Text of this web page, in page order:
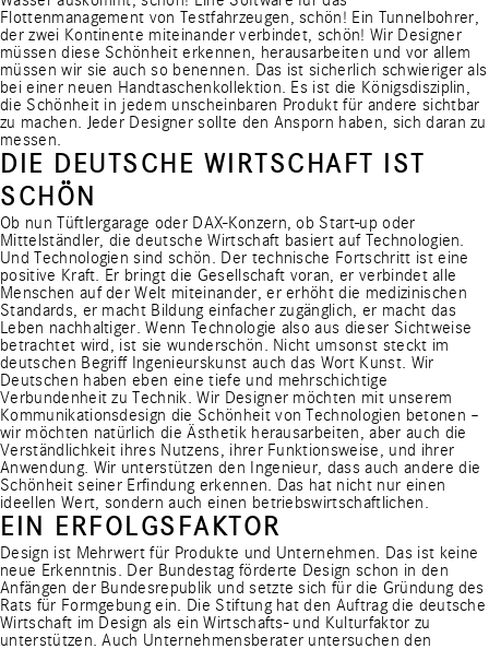
Flottenmanagement von Testfahrzeugen, schön! Ein Tunnelbohrer,
der zwei Kontinente miteinander verbindet, schön! Wir Designer
müssen diese Schönheit erkennen, herausarbeiten und vor allem
müssen wir sie auch so benennen. Das ist sicherlich schwieriger als
bei einer neuen Handtaschenkollektion. Es ist die Königsdisziplin,
die Schönheit in jedem unscheinbaren Produkt für andere sichtbar
zu machen. Jeder Designer sollte den Ansporn haben, sich daran zu
messen.
DIE DEUTSCHE WIRTSCHAFT IST
SCHÖN
Ob nun Tüftlergarage oder DAX-Konzern, ob Start-up oder
Mittelständler, die deutsche Wirtschaft basiert auf Technologien.
Und Technologien sind schön. Der technische Fortschritt ist eine
positive Kraft. Er bringt die Gesellschaft voran, er verbindet alle
Menschen auf der Welt miteinander, er erhöht die medizinischen
Standards, er macht Bildung einfacher zugänglich, er macht das
Leben nachhaltiger. Wenn Technologie also aus dieser Sichtweise
betrachtet wird, ist sie wunderschön. Nicht umsonst steckt im
deutschen Begriff Ingenieurskunst auch das Wort Kunst. Wir
Deutschen haben eben eine tiefe und mehrschichtige
Verbundenheit zu Technik. Wir Designer möchten mit unserem
Kommunikationsdesign die Schönheit von Technologien betonen –
wir möchten natürlich die Ästhetik herausarbeiten, aber auch die
Verständlichkeit ihres Nutzens, ihrer Funktionsweise, und ihrer
Anwendung. Wir unterstützen den Ingenieur, dass auch andere die
Schönheit seiner Erfindung erkennen. Das hat nicht nur einen
ideellen Wert, sondern auch einen betriebswirtschaftlichen.
EIN ERFOLGSFAKTOR
Design ist Mehrwert für Produkte und Unternehmen. Das ist keine
neue Erkenntnis. Der Bundestag förderte Design schon in den
Anfängen der Bundesrepublik und setzte sich für die Gründung des
Rats für Formgebung ein. Die Stiftung hat den Auftrag die deutsche
Wirtschaft im Design als ein Wirtschafts- und Kulturfaktor zu
unterstützen. Auch Unternehmensberater untersuchen den